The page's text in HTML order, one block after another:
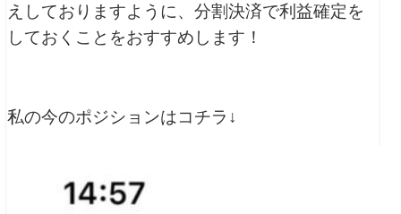
えしておりますように、分割決済で利益確定を
しておくことをおすすめします！
私の今のポジションはコチラ↓